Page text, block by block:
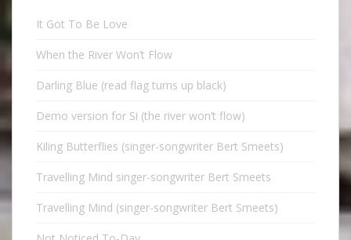
It Got To Be Love
When the River Won’t Flow
Darling Blue (read flag turns up black)
Demo version for Si (the river won’t flow)
Kiling Butterflies (singer-songwriter Bert Smeets)
Travelling Mind singer-songwriter Bert Smeets
Travelling Mind (singer-songwriter Bert Smeets)